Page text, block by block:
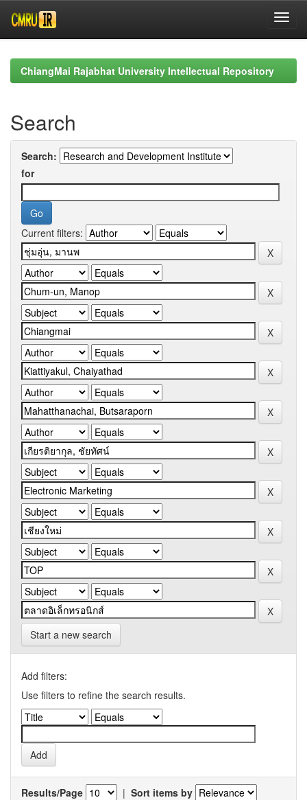
navigationChiangMai Rajabhat University Intellectual Repository
Search
Search:
for
Current filters:
Start a new search
Add filters:
Use filters to refine the search results.
Results/Page | Sort items by